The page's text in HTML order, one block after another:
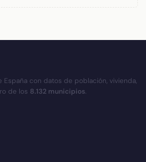
España con datos de población, vivienda,
de los 8.132 municipios.